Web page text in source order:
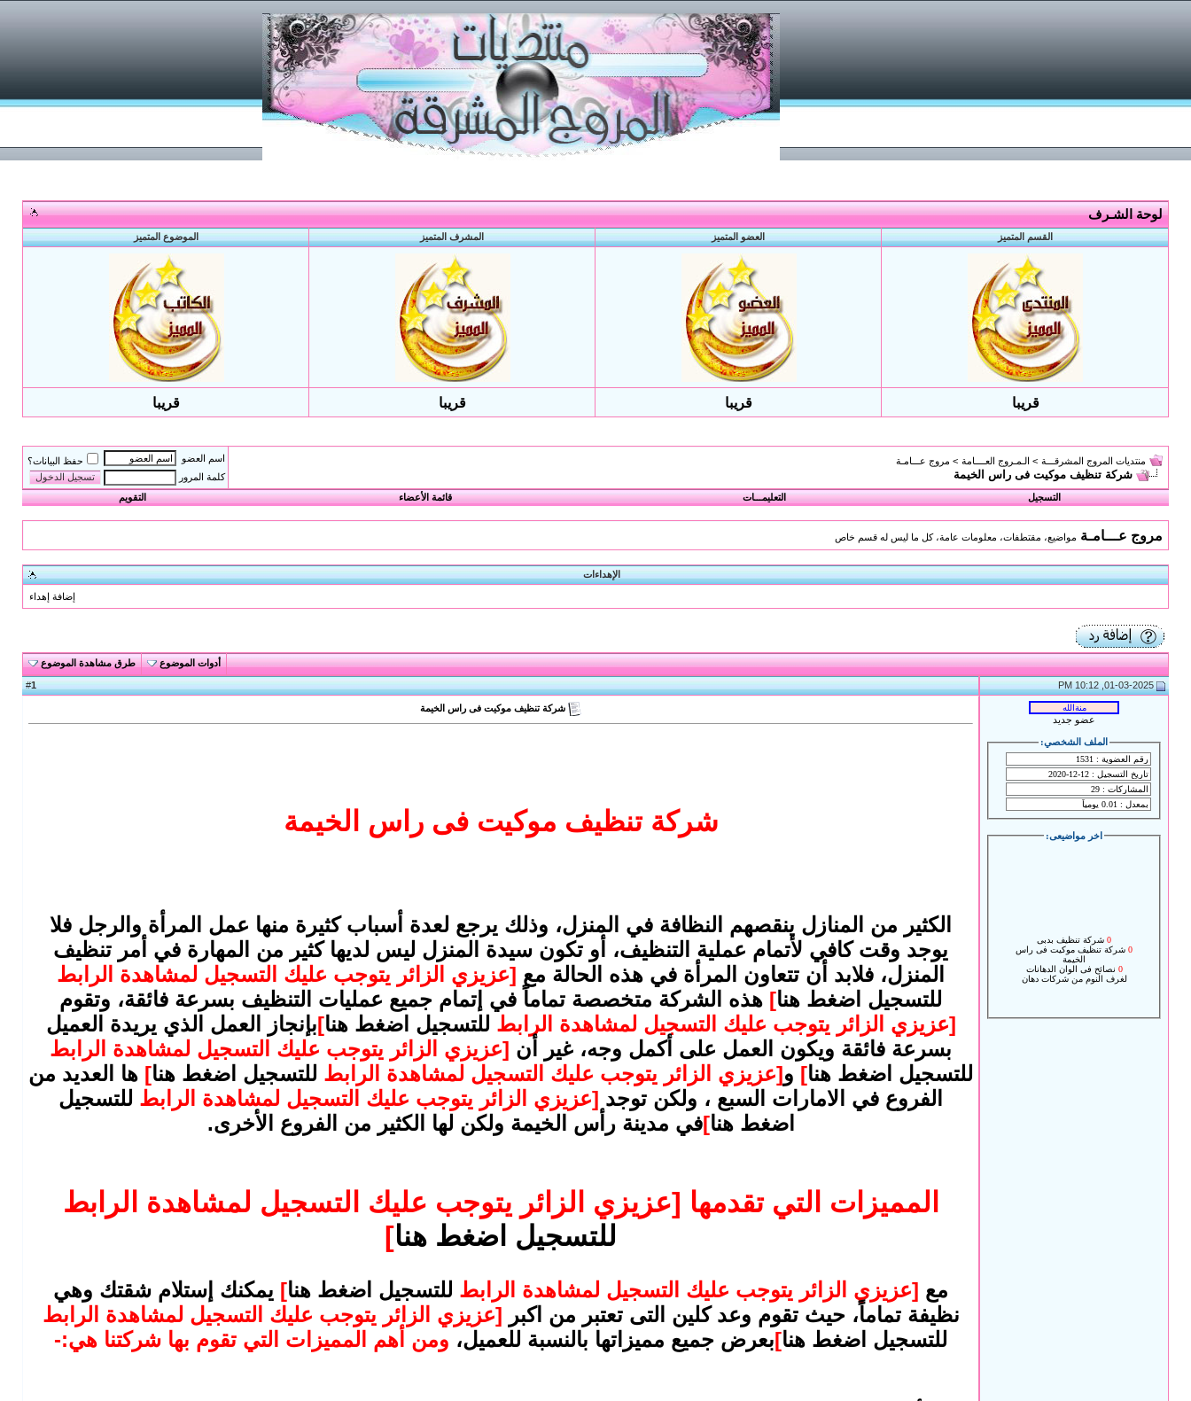
لوحة الشـرف
القسم المتميز العضو المتميز المشرف المتميز الموضوع المتميز
قريبا قريبا قريبا قريبا
منتديات المروج المشرقـــة > الـمـروج العــــامة > مروج عـــامـة
شركة تنظيف موكيت فى راس الخيمة
اسم العضو
حفظ البيانات؟
كلمة المرور
التسجيل التعليمـــات قائمة الأعضاء التقويم
مروج عـــامـة مواضيع، مقتطفات، معلومات عامة، كل ما ليس له قسم خاص
الإهداءات
إضافة إهداء
أدوات الموضوع طرق مشاهدة الموضوع
01-03-2025, 10:12 PM
#
1
عضو جديد
الملف الشخصي:
اخر مواضيعى:
شركة تنظيف موكيت فى راس
الخيمة
نصائح فى الوان الدهانات
لغرف النوم من شركات دهان
بدبى
0 كل ما تريد معرفته عن
شركة تنظيف موكيت فى راس الخيمة
شركة تنظيف موكيت فى راس الخيمة
الكثير من المنازل ينقصهم النظافة في المنزل، وذلك يرجع لعدة أسباب كثيرة منها عمل المرأة والرجل فلا
يوجد وقت كافي لأتمام عملية التنظيف، أو تكون سيدة المنزل ليس لديها كثير من المهارة في أمر تنظيف
المنزل، فلابد أن تتعاون المرأة في هذه الحالة مع [عزيزي الزائر يتوجب عليك التسجيل لمشاهدة الرابط
للتسجيل اضغط هنا] هذه الشركة متخصصة تماماً في إتمام جميع عمليات التنظيف بسرعة فائقة، وتقوم
[عزيزي الزائر يتوجب عليك التسجيل لمشاهدة الرابط للتسجيل اضغط هنا]بإنجاز العمل الذي يريدة العميل
بسرعة فائقة ويكون العمل على أكمل وجه، غير أن [عزيزي الزائر يتوجب عليك التسجيل لمشاهدة الرابط
للتسجيل اضغط هنا] و[عزيزي الزائر يتوجب عليك التسجيل لمشاهدة الرابط للتسجيل اضغط هنا] ها العديد من
الفروع في الامارات السبع ، ولكن توجد [عزيزي الزائر يتوجب عليك التسجيل لمشاهدة الرابط للتسجيل
اضغط هنا]في مدينة رأس الخيمة ولكن لها الكثير من الفروع الأخرى.
المميزات التي تقدمها [عزيزي الزائر يتوجب عليك التسجيل لمشاهدة الرابط
للتسجيل اضغط هنا]
مع [عزيزي الزائر يتوجب عليك التسجيل لمشاهدة الرابط للتسجيل اضغط هنا] يمكنك إستلام شقتك وهي
نظيفة تماماً، حيث تقوم وعد كلين التى تعتبر من اكبر [عزيزي الزائر يتوجب عليك التسجيل لمشاهدة الرابط
للتسجيل اضغط هنا]بعرض جميع مميزاتها بالنسبة للعميل، ومن أهم المميزات التي تقوم بها شركتنا هي:-